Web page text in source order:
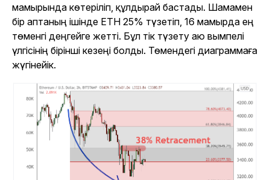
мамырында көтеріліп, құлдырай бастады. Шамамен
бір аптаның ішінде ETH 25% түзетіп, 16 мамырда ең
төменгі деңгейге жетті. Бұл тік түзету аю вымпелі
үлгісінің бірінші кезеңі болды. Төмендегі диаграммаға
жүгінейік.